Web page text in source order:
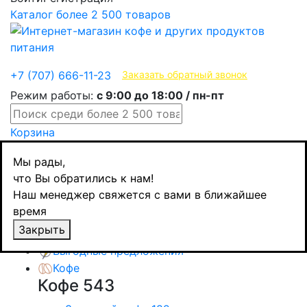
Каталог более 2 500 товаров
+7 (707) 666-11-23 Заказать обратный звонок
Режим работы: с 9:00 до 18:00 / пн-пт
Корзина
Мы рады,
что Вы обратились к нам!
Наш менеджер свяжется с вами в ближайшее
время
Закрыть
Все о кокосовом молоке
Назадтоваров
Каталог товаров
Товары дня
Выгодные предложения
Кофе
Кофе 543